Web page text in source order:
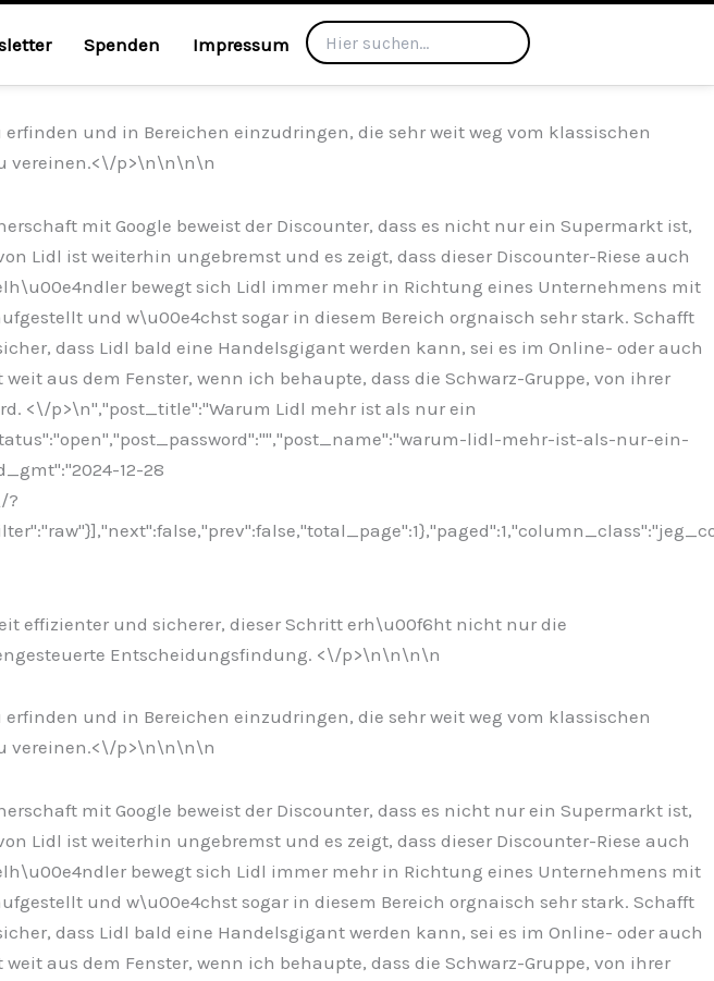
Spenden Impressum
und in Bereichen einzudringen, die sehr weit weg vom klassischen
vereinen.<\/p>\n\n\n\n
mit Google beweist der Discounter, dass es nicht nur ein Supermarkt ist,
Lidl ist weiterhin ungebremst und es zeigt, dass dieser Discounter-Riese auch
bewegt sich Lidl immer mehr in Richtung eines Unternehmens mit
und w\u00e4chst sogar in diesem Bereich orgnaisch sehr stark. Schafft
dass Lidl bald eine Handelsgigant werden kann, sei es im Online- oder auch
aus dem Fenster, wenn ich behaupte, dass die Schwarz-Gruppe, von ihrer
<\/p>\n","post_title":"Warum Lidl mehr ist als nur ein
lidl-mehr-ist-als-nur-ein-
12-28
?
effizienter und sicherer, dieser Schritt erh\u00f6ht nicht nur die
Entscheidungsfindung. <\/p>\n\n\n\n
und in Bereichen einzudringen, die sehr weit weg vom klassischen
vereinen.<\/p>\n\n\n\n
mit Google beweist der Discounter, dass es nicht nur ein Supermarkt ist,
Lidl ist weiterhin ungebremst und es zeigt, dass dieser Discounter-Riese auch
bewegt sich Lidl immer mehr in Richtung eines Unternehmens mit
und w\u00e4chst sogar in diesem Bereich orgnaisch sehr stark. Schafft
dass Lidl bald eine Handelsgigant werden kann, sei es im Online- oder auch
aus dem Fenster, wenn ich behaupte, dass die Schwarz-Gruppe, von ihrer